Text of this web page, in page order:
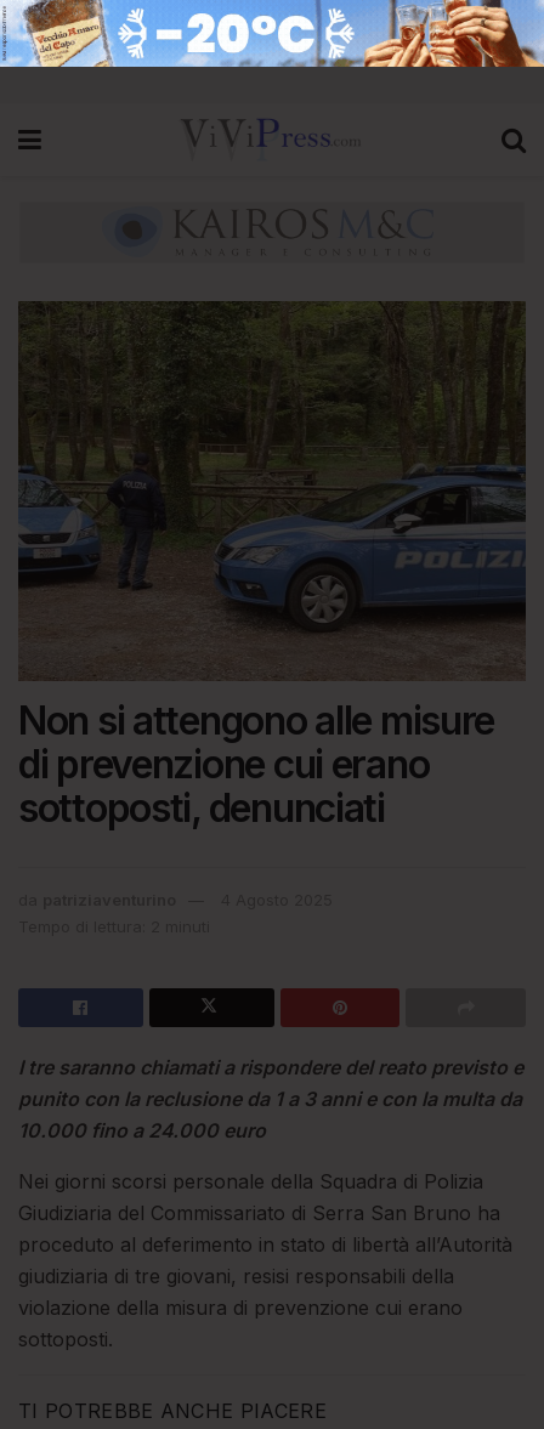
Non si attengono alle misure
di prevenzione cui erano
sottoposti, denunciati
I tre saranno chiamati a rispondere del reato previsto e
punito con la reclusione da 1 a 3 anni e con la multa da
10.000 fino a 24.000 euro
Nei giorni scorsi personale della Squadra di Polizia
Giudiziaria del Commissariato di Serra San Bruno ha
proceduto al deferimento in stato di libertà all’Autorità
giudiziaria di tre giovani, resisi responsabili della
violazione della misura di prevenzione cui erano
sottoposti.
TI POTREBBE ANCHE PIACERE